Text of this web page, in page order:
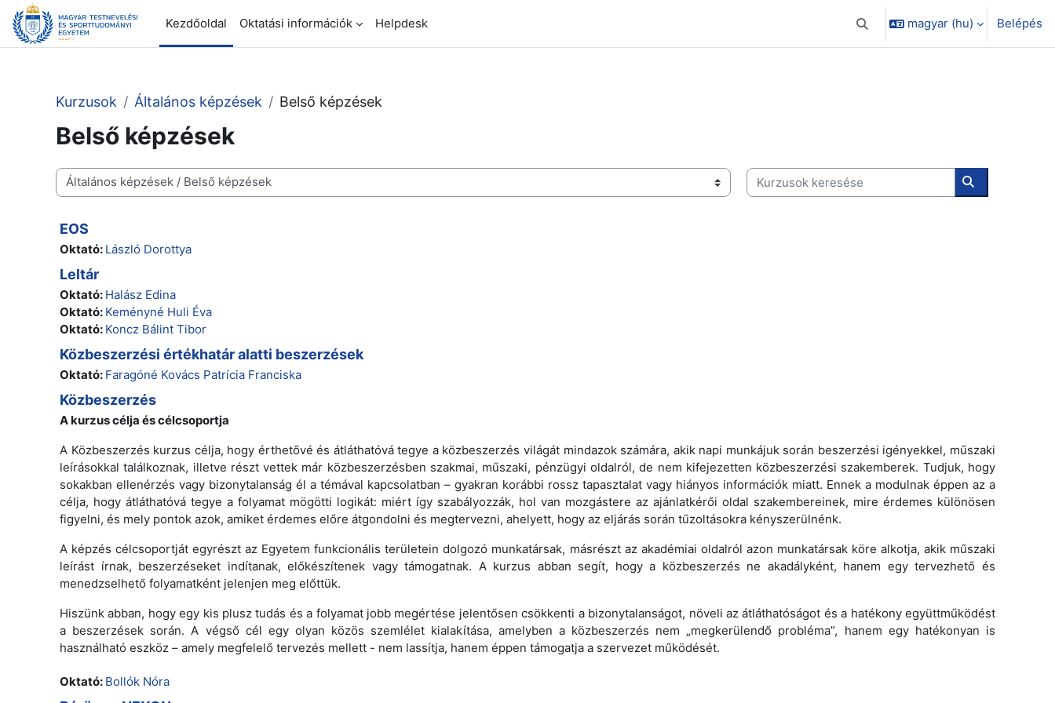
Tovább a fő tartalomhoz
Kezdőoldal
Oktatási információk Helpdesk Keresési bemeneti adatok váltása
magyar ‎(hu)‎ Belépés
Kurzusok Általános képzések Belső képzések
Belső képzések
Kurzuskategóriák
Kurzusok keresése
Kurzusok
EOS
Oktató: László Dorottya
Leltár
Oktató: Halász Edina
Oktató: Keményné Huli Éva
Oktató: Koncz Bálint Tibor
Közbeszerzési értékhatár alatti beszerzések
Oktató: Faragóné Kovács Patrícia Franciska
Közbeszerzés
A kurzus célja és célcsoportja
A Közbeszerzés kurzus célja, hogy érthetővé és átláthatóvá tegye a közbeszerzés világát mindazok számára, akik napi munkájuk során beszerzési igényekkel, műszaki
leírásokkal találkoznak, illetve részt vettek már közbeszerzésben szakmai, műszaki, pénzügyi oldalról, de nem kifejezetten közbeszerzési szakemberek. Tudjuk, hogy
sokakban ellenérzés vagy bizonytalanság él a témával kapcsolatban – gyakran korábbi rossz tapasztalat vagy hiányos információk miatt. Ennek a modulnak éppen az a
célja, hogy átláthatóvá tegye a folyamat mögötti logikát: miért így szabályozzák, hol van mozgástere az ajánlatkérői oldal szakembereinek, mire érdemes különösen
figyelni, és mely pontok azok, amiket érdemes előre átgondolni és megtervezni, ahelyett, hogy az eljárás során tűzoltásokra kényszerülnénk.
A képzés célcsoportját egyrészt az Egyetem funkcionális területein dolgozó munkatársak, másrészt az akadémiai oldalról azon munkatársak köre alkotja, akik műszaki
leírást írnak, beszerzéseket indítanak, előkészítenek vagy támogatnak. A kurzus abban segít, hogy a közbeszerzés ne akadályként, hanem egy tervezhető és
menedzselhető folyamatként jelenjen meg előttük.
Hiszünk abban, hogy egy kis plusz tudás és a folyamat jobb megértése jelentősen csökkenti a bizonytalanságot, növeli az átláthatóságot és a hatékony együttműködést
a beszerzések során. A végső cél egy olyan közös szemlélet kialakítása, amelyben a közbeszerzés nem „megkerülendő probléma”, hanem egy hatékonyan is
használható eszköz – amely megfelelő tervezés mellett - nem lassítja, hanem éppen támogatja a szervezet működését.
Oktató: Bollók Nóra